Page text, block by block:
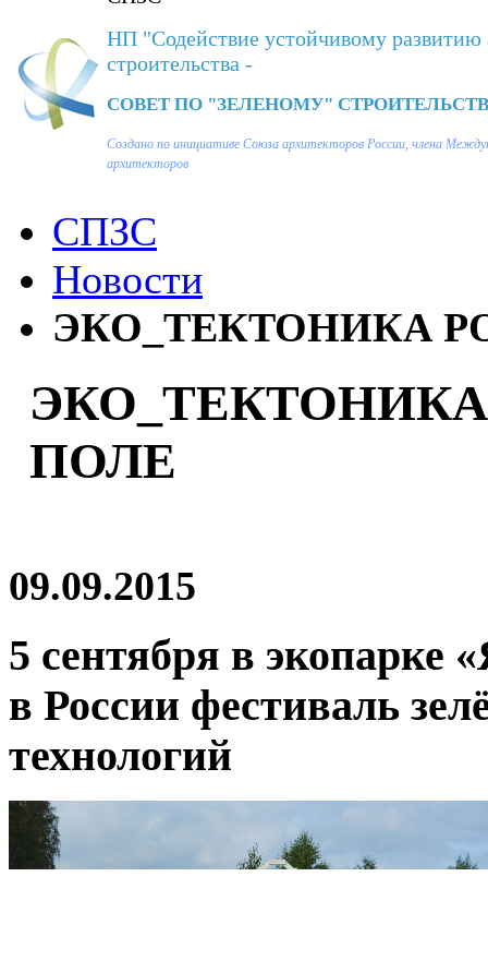
НП "Содействие устойчивому развитию
строительства -
СОВЕТ ПО "ЗЕЛЕНОМУ"
Создано по инициативе Союза архитекторов России, члена
архитекторов
СПЗС
Новости
ЭКО_ТЕКТОНИКА
ПОЛЕ
09.09.2015
5 сентября в экопарке
в России фестиваль
технологий